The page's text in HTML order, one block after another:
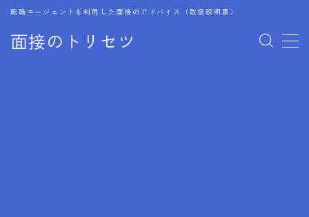
面接のトリセツ
転職エージェントを利用した面接のアドバイス（取扱説明書）
MENU